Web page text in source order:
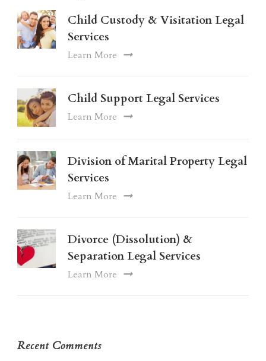
Child Custody & Visitation Legal
Services
Learn More
Child Support Legal Services
Learn More
Division of Marital Property Legal
Services
Learn More
Divorce (Dissolution) &
Separation Legal Services
Learn More
Recent Comments